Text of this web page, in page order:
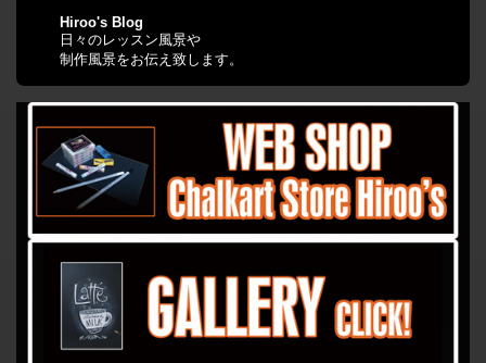
Hiroo's Blog
日々のレッスン風景や
制作風景をお伝え致します。